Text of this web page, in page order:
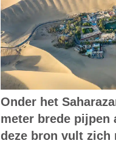
Onder het
meter brede pijpen
deze bron vult zich